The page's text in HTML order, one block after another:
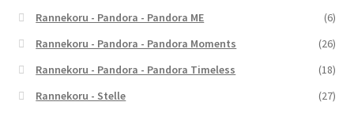
Rannekoru - Pandora - Pandora ME
(6)
Rannekoru - Pandora - Pandora Moments
(26)
Rannekoru - Pandora - Pandora Timeless
(18)
Rannekoru - Stelle
(27)